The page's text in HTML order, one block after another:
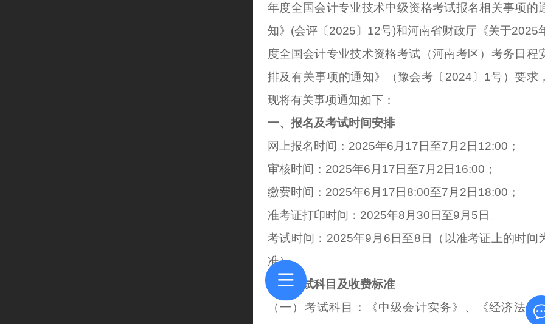
年度全国会计专业技术中级资格考试报名相关事项的
知》(会评〔2025〕12号)和河南省财政厅 《关于2025
度全国会计专业技术资格考试（河南考区）考务日程
排及有关事项的通知》（豫会考〔2024〕1号）要求，
现将有关事项通知如下：
一、报名及考试时间安排
网上报名时间：2025年6月17日至7月2日12:00；
审核时间：2025年6月17日至7月2日16:00；
缴费时间：2025年6月17日8:00至7月2日18:00；
准考证打印时间：2025年8月30日至9月5日。
考试时间：2025年9月6日至8日（以准考证上的时间
准）。
二、考试科目及收费标准
（一）考试科目：《中级会计实务》、《经济法》